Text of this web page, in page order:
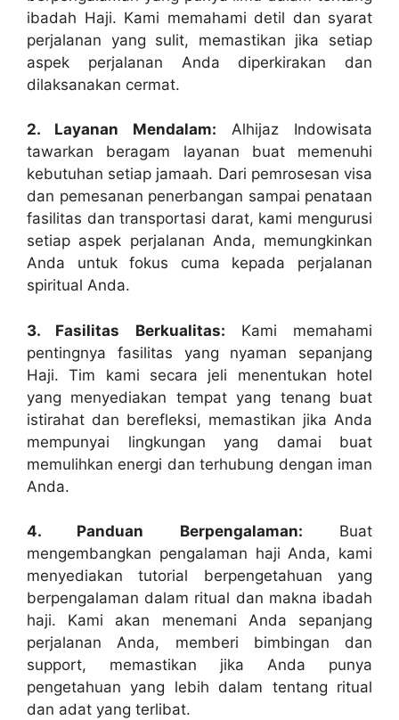
ibadah Haji. Kami memahami detil dan syarat
perjalanan yang sulit, memastikan jika setiap
aspek perjalanan Anda diperkirakan dan
dilaksanakan cermat.
2. Layanan Mendalam: Alhijaz Indowisata
tawarkan beragam layanan buat memenuhi
kebutuhan setiap jamaah. Dari pemrosesan visa
dan pemesanan penerbangan sampai penataan
fasilitas dan transportasi darat, kami mengurusi
setiap aspek perjalanan Anda, memungkinkan
Anda untuk fokus cuma kepada perjalanan
spiritual Anda.
3. Fasilitas Berkualitas: Kami memahami
pentingnya fasilitas yang nyaman sepanjang
Haji. Tim kami secara jeli menentukan hotel
yang menyediakan tempat yang tenang buat
istirahat dan berefleksi, memastikan jika Anda
mempunyai lingkungan yang damai buat
memulihkan energi dan terhubung dengan iman
Anda.
4. Panduan Berpengalaman: Buat
mengembangkan pengalaman haji Anda, kami
menyediakan tutorial berpengetahuan yang
berpengalaman dalam ritual dan makna ibadah
haji. Kami akan menemani Anda sepanjang
perjalanan Anda, memberi bimbingan dan
support, memastikan jika Anda punya
pengetahuan yang lebih dalam tentang ritual
dan adat yang terlibat.